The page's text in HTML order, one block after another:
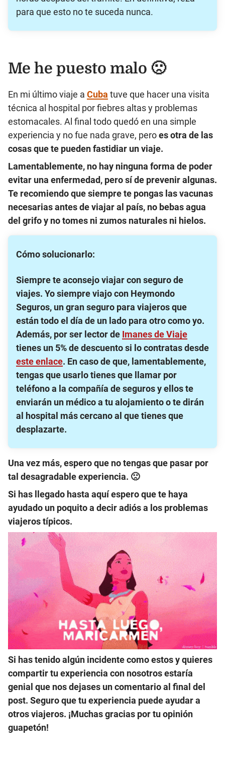
para que esto no te suceda nunca.
Me he puesto malo 🙁
En mi último viaje a Cuba tuve que hacer una visita
técnica al hospital por fiebres altas y problemas
estomacales. Al final todo quedó en una simple
experiencia y no fue nada grave, peroes otra de las
cosas que te pueden fastidiar un viaje.
Lamentablemente, no hay ninguna forma de poder
evitar una enfermedad, pero sí de prevenir algunas.
Te recomiendo que siemprete pongas las vacunas
necesarias antes de viajar al país, no bebas agua
del grifo y no tomes ni zumos naturales ni hielos.
Cómo solucionarlo:
Siempre te aconsejo viajar con seguro de
viajes. Yo siempre viajo con Heymondo
Seguros, un gran seguro para viajeros que
están todo el día de un lado para otro como yo.
Además, por ser lector de Imanes de Viaje
tienes un 5% de descuento si lo contratas desde
este enlace. En caso de que, lamentablemente,
tengas que usarlotienes que llamar por
teléfono a la compañía de seguros y ellos te
enviarán un médico a tu alojamiento o te dirán
al hospital más cercano al que tienes que
desplazarte.
Una vez más,espero que no tengas que pasar por
tal desagradable experiencia. 🙁
Si has llegado hasta aquíespero que te haya
ayudado un poquito a decir adiós a los problemas
viajeros típicos.
Si has tenido algún incidente como estos y quieres
compartir tu experiencia con nosotros estaría
genial que nos dejases un comentario al final del
post. Seguro que tu experiencia puede ayudar a
otros viajeros. ¡Muchas gracias por tu opinión
guapetón!